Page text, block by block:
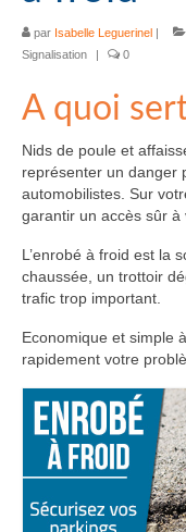
par Isabelle Leguerinel |
Signalisation
| 0
A quoi
Nids de poule et
représenter un danger
automobilistes. Sur
garantir un accès sûr à
L’enrobé à froid est la
chaussée, un trottoir
trafic trop important.
Economique et simple
rapidement votre